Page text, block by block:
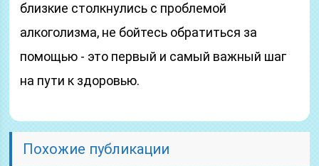
близкие столкнулись с проблемой
алкоголизма, не бойтесь обратиться за
помощью - это первый и самый важный шаг
на пути к здоровью.
Похожие публикации